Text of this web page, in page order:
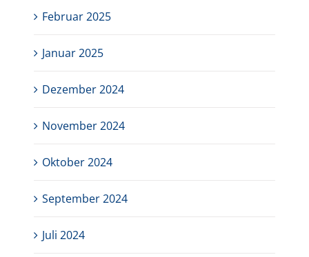
Februar 2025
Januar 2025
Dezember 2024
November 2024
Oktober 2024
September 2024
Juli 2024